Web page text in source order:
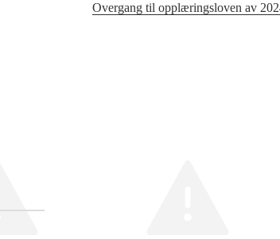
Overgang til opplæringsloven av